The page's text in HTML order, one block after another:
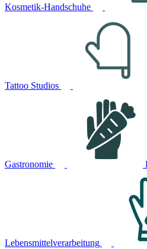
Kosmetik-Handschuhe
Tattoo Studios
Gastronomie
Lebensmittelverarbeitung